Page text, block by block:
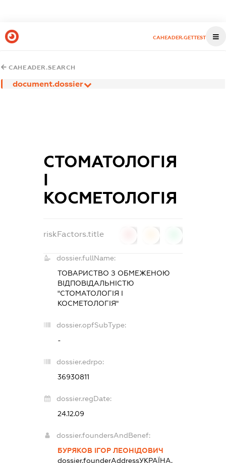
CAHEADER.GETTEST
CAHEADER.SEARCH
document.dossier
СТОМАТОЛОГІЯ
І
КОСМЕТОЛОГІЯ
riskFactors.title
dossier.fullName:
ТОВАРИСТВО З ОБМЕЖЕНОЮ
ВІДПОВІДАЛЬНІСТЮ
"СТОМАТОЛОГІЯ І
КОСМЕТОЛОГІЯ"
dossier.opfSubType:
-
dossier.edrpo:
36930811
dossier.regDate:
24.12.09
dossier.foundersAndBenef:
БУРЯКОВ ІГОР ЛЕОНІДОВИЧ
dossier.founderAddressУКРАЇНА,